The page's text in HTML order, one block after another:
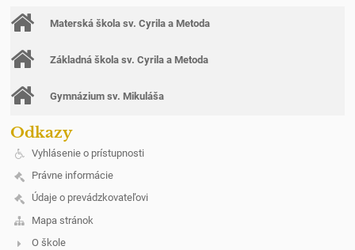
Materská škola sv. Cyrila a Metoda
Základná škola sv. Cyrila a Metoda
Gymnázium sv. Mikuláša
Odkazy
Vyhlásenie o prístupnosti
Právne informácie
Údaje o prevádzkovateľovi
Mapa stránok
O škole